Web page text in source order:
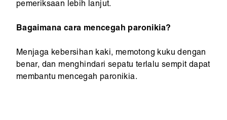
pemeriksaan lebih lanjut.
Bagaimana cara mencegah paronikia?
Menjaga kebersihan kaki, memotong kuku dengan
benar, dan menghindari sepatu terlalu sempit dapat
membantu mencegah paronikia.